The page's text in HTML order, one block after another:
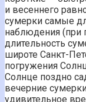
и весеннего
сумерки самые
наблюдения (при
длительность
широте Санкт-
погружения
Солнце поздно
вечерние
удивительное